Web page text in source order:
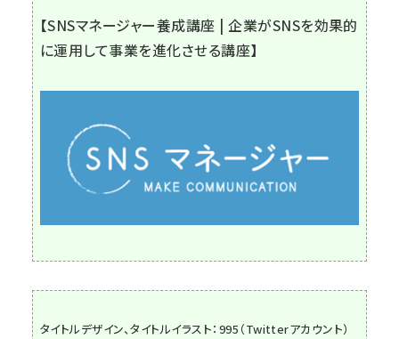
【SNSマネージャー養成講座 | 企業がSNSを効果的
に運用して事業を進化させる講座】
タイトルデザイン、タイトルイラスト：995（Twitterアカウント）